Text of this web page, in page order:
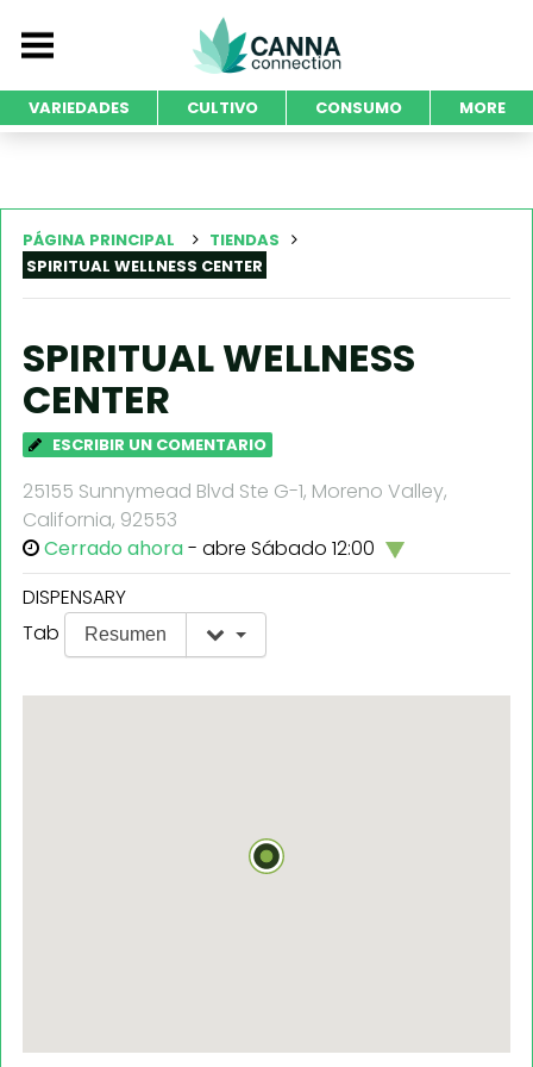
VARIEDADES CULTIVO CONSUMO MORE
PÁGINA PRINCIPAL
TIENDAS
SPIRITUAL WELLNESS CENTER
SPIRITUAL WELLNESS
CENTER
ESCRIBIR UN COMENTARIO
25155 Sunnymead Blvd Ste G-1, Moreno Valley,
California, 92553
Cerrado ahora- abre Sábado 12:00
DISPENSARY
Tab
Resumen